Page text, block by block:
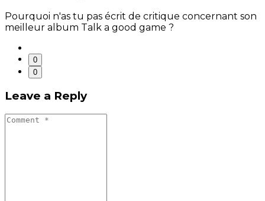
Pourquoi n'as tu pas écrit de critique concernant son
meilleur album Talk a good game ?
0
0
Leave a Reply